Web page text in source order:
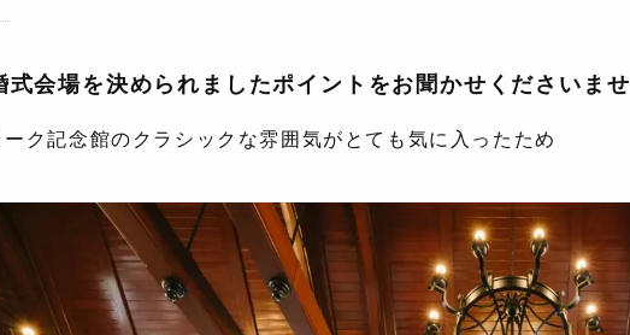
式会場を決められましたポイントをお聞かせくださいませ
ーク記念館のクラシックな雰囲気がとても気に入ったため